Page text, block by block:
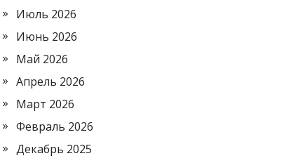
Июль 2026
Июнь 2026
Май 2026
Апрель 2026
Март 2026
Февраль 2026
Декабрь 2025